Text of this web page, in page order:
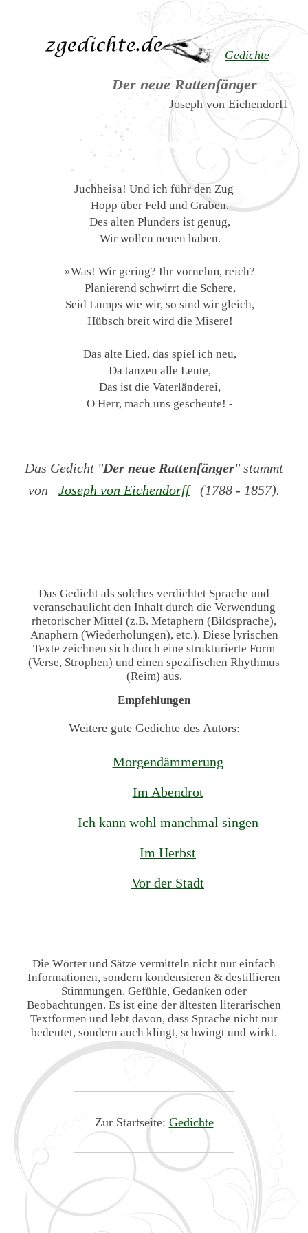
Gedichte
Der neue Rattenfänger
Joseph von Eichendorff
Juchheisa! Und ich führ den Zug
Hopp über Feld und Graben.
Des alten Plunders ist genug,
Wir wollen neuen haben.
»Was! Wir gering? Ihr vornehm, reich?
Planierend schwirrt die Schere,
Seid Lumps wie wir, so sind wir gleich,
Hübsch breit wird die Misere!
Das alte Lied, das spiel ich neu,
Da tanzen alle Leute,
Das ist die Vaterländerei,
O Herr, mach uns gescheute! -
Das Gedicht "Der neue Rattenfänger" stammt
von
Joseph von Eichendorff(1788 - 1857).
Das Gedicht als solches verdichtet Sprache und
veranschaulicht den Inhalt durch die Verwendung
rhetorischer Mittel (z.B. Metaphern (Bildsprache),
Anaphern (Wiederholungen), etc.). Diese lyrischen
Texte zeichnen sich durch eine strukturierte Form
(Verse, Strophen) und einen spezifischen Rhythmus
(Reim) aus.
Empfehlungen
Weitere gute Gedichte des Autors:
Morgendämmerung
Im Abendrot
Ich kann wohl manchmal singen
Im Herbst
Vor der Stadt
Die Wörter und Sätze vermitteln nicht nur einfach
Informationen, sondern kondensieren & destillieren
Stimmungen, Gefühle, Gedanken oder
Beobachtungen. Es ist eine der ältesten literarischen
Textformen und lebt davon, dass Sprache nicht nur
bedeutet, sondern auch klingt, schwingt und wirkt.
Zur Startseite: Gedichte